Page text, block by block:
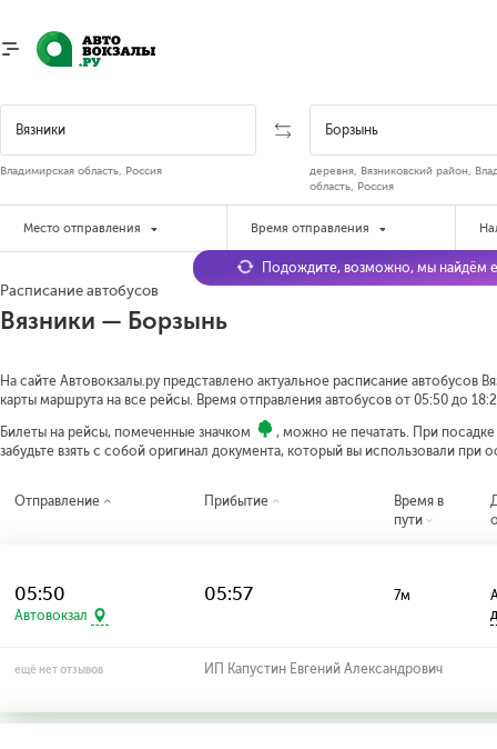
Владимирская область, Россия
деревня, Вязниковский район,
область, Россия
Место отправления Время отправления
Расписание автобусов
Вязники — Борзынь
На сайте Автовокзалы.ру представлено актуальное расписание автобусов
карты маршрута на все рейсы. Время отправления автобусов от 05:50 до
Билеты на рейсы, помеченные значком
, можно не печатать. При
забудьте взять с собой оригинал документа, который вы использовали при
Подождите, возможно, мы найдём
Отправление Прибытие
Время в
пути
05:50
Автовокзал
05:57 7м
ещё нет отзывов ИП Капустин Евгений Александрович